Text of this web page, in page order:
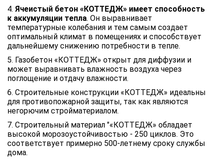
4. Ячеистый бетон «КОТТЕДЖ» имеет способность
к аккумуляции тепла. Он выравнивает
температурные колебания и тем самым создает
оптимальный климат в помещениях и способствует
дальнейшему снижению потребности в тепле.
5. Газобетон «КОТТЕДЖ» открыт для диффузии и
может выравнивать влажность воздуха через
поглощение и отдачу влажности.
6. Строительные конструкции «КОТТЕДЖ» идеальны
для противопожарной защиты, так как являются
негорючим стройматериалом.
7. Строительный материал "«КОТТЕДЖ» обладает
высокой морозоустойчивостью - 250 циклов. Это
соответствует примерно 500-летнему сроку службы
дома.